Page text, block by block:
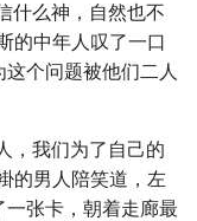
什么神，自然也不
的中年人叹了一口
个问题被他们二人
，我们为了自己的
的男人陪笑道，左
张卡，朝着走廊最